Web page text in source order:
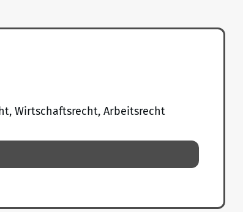
Wirtschaftsrecht, Arbeitsrecht